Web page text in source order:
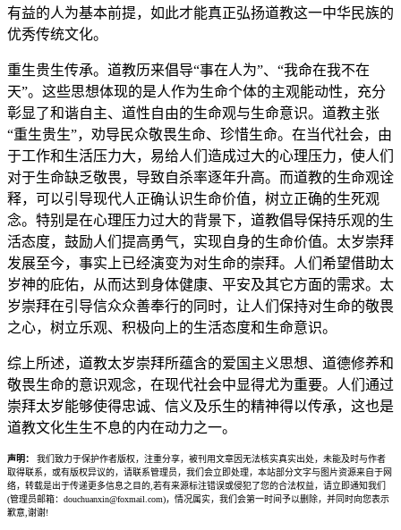
有益的人为基本前提，如此才能真正弘扬道教这一中华民族的
优秀传统文化。
重生贵生传承。道教历来倡导“事在人为”、“我命在我不在
天”。这些思想体现的是人作为生命个体的主观能动性，充分
彰显了和谐自主、道性自由的生命观与生命意识。道教主张
“重生贵生”，劝导民众敬畏生命、珍惜生命。在当代社会，由
于工作和生活压力大，易给人们造成过大的心理压力，使人们
对于生命缺乏敬畏，导致自杀率逐年升高。而道教的生命观诠
释，可以引导现代人正确认识生命价值，树立正确的生死观
念。特别是在心理压力过大的背景下，道教倡导保持乐观的生
活态度，鼓励人们提高勇气，实现自身的生命价值。太岁崇拜
发展至今，事实上已经演变为对生命的崇拜。人们希望借助太
岁神的庇佑，从而达到身体健康、平安及其它方面的需求。太
岁崇拜在引导信众众善奉行的同时，让人们保持对生命的敬畏
之心，树立乐观、积极向上的生活态度和生命意识。
综上所述，道教太岁崇拜所蕴含的爱国主义思想、道德修养和
敬畏生命的意识观念，在现代社会中显得尤为重要。人们通过
崇拜太岁能够使得忠诚、信义及乐生的精神得以传承，这也是
道教文化生生不息的内在动力之一。
声明：
我们致力于保护作者版权，注重分享，被刊用文章因无法核实真实出处，未能及时与作者
取得联系，或有版权异议的，请联系管理员，我们会立即处理，本站部分文字与图片资源来自于网
络，转载是出于传递更多信息之目的,若有来源标注错误或侵犯了您的合法权益，请立即通知我们
(管理员邮箱：douchuanxin@foxmail.com)，情况属实，我们会第一时间予以删除，并同时向您表示
歉意,谢谢!